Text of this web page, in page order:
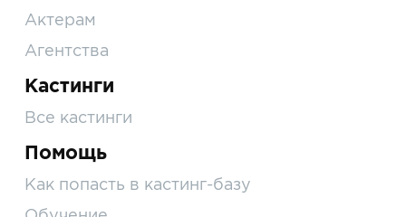
Актерам
Агентства
Кастинги
Все кастинги
Помощь
Как попасть в кастинг-базу